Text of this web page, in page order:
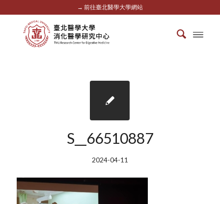
→ 前往臺北醫學大學網站
S__66510887
2024-04-11